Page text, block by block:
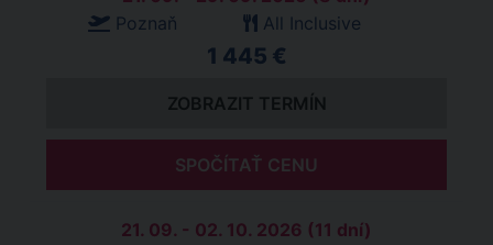
Poznaň
All Inclusive
1 445 €
ZOBRAZIT TERMÍN
SPOČÍTAŤ CENU
21. 09. - 02. 10. 2026 (11 dní)